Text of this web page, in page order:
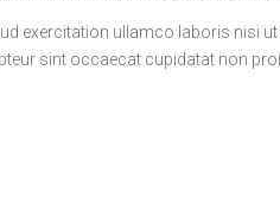
exercitation ullamco laboris nisi
sint occaecat cupidatat non